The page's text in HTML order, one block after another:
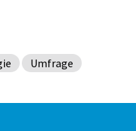
Umfrage